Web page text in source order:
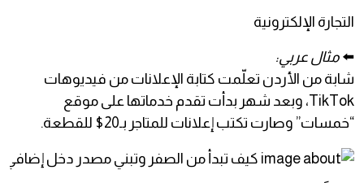
التجارة الإلكترونية
⬅️ مثال عربي:
شابة من الأردن تعلّمت كتابة الإعلانات من فيديوهات
TikTok، وبعد شهر بدأت تقدم خدماتها على موقع
“خمسات” وصارت تكتب إعلانات للمتاجر بـ20$ للقطعة.